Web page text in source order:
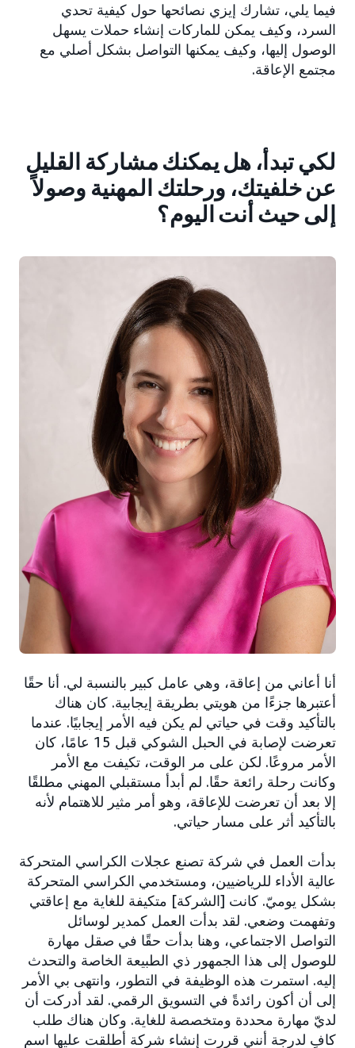
فيما يلي، تشارك إيزي نصائحها حول كيفية تحدي
السرد، وكيف يمكن للماركات إنشاء حملات يسهل
الوصول إليها، وكيف يمكنها التواصل بشكل أصلي مع
مجتمع الإعاقة.
لكي تبدأ، هل يمكنك مشاركة القليل
عن خلفيتك، ورحلتك المهنية وصولاً
إلى حيث أنت اليوم؟
أنا أعاني من إعاقة، وهي عامل كبير بالنسبة لي. أنا حقًا
أعتبرها جزءًا من هويتي بطريقة إيجابية. كان هناك
بالتأكيد وقت في حياتي لم يكن فيه الأمر إيجابيًا. عندما
تعرضت لإصابة في الحبل الشوكي قبل 15 عامًا، كان
الأمر مروعًا. لكن على مر الوقت، تكيفت مع الأمر
وكانت رحلة رائعة حقًا. لم أبدأ مستقبلي المهني مطلقًا
إلا بعد أن تعرضت للإعاقة، وهو أمر مثير للاهتمام لأنه
بالتأكيد أثر على مسار حياتي.
بدأت العمل في شركة تصنع عجلات الكراسي المتحركة
عالية الأداء للرياضيين، ومستخدمي الكراسي المتحركة
بشكل يوميّ. كانت [الشركة] متكيفة للغاية مع إعاقتي
وتفهمت وضعي. لقد بدأت العمل كمدير لوسائل
التواصل الاجتماعي، وهنا بدأت حقًا في صقل مهارة
للوصول إلى هذا الجمهور ذي الطبيعة الخاصة والتحدث
إليه. استمرت هذه الوظيفة في التطور، وانتهى بي الأمر
إلى أن أكون رائدةً في التسويق الرقمي. لقد أدركت أن
لديّ مهارة محددة ومتخصصة للغاية. وكان هناك طلب
كافٍ لدرجة أنني قررت إنشاء شركة أطلقت عليها اسم